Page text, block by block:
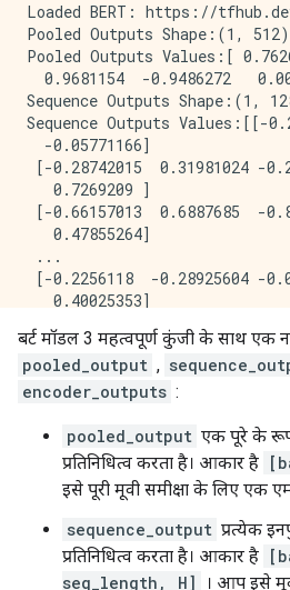
Loaded BERT: https://
Pooled Outputs Shape:(1, 512)
Pooled Outputs Values:[
0.9681154  -0.9486272
Sequence Outputs Shape:(1,
Sequence Outputs Values:[[-
  -0.05771166]
[-0.28742015  0.31981024 -
   0.7269209 ]
[-0.66157013  0.6887685  -
   0.47855264]
...
[-0.2256118  -0.28925604 -
   0.40025353]
[-0.29824278 -0.27473143 -
   0.18163344]
[-0.44378197  0.00930723
बर्ट मॉडल 3 महत्वपूर्ण कुंजी के साथ एक
pooled_output ,
encoder_outputs :
pooled_output एक पूरे के रूप
प्रतिनिधित्व करता है। आकार है
इसे पूरी मूवी समीक्षा के लिए एक
sequence_output प्रत्येक
प्रतिनिधित्व करता है। आकार है
seq_length, H]
। आप इसे